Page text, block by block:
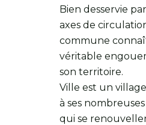
Bien desservie
axes de
commune
véritable
son territoire.
Ville est un
à ses
qui se